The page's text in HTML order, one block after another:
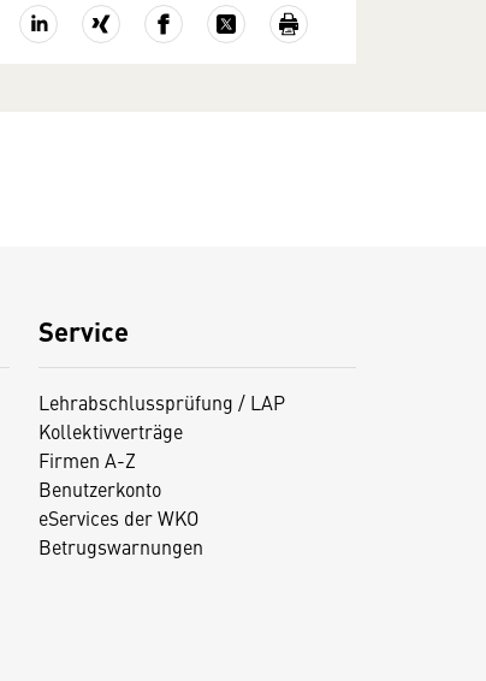
Service
Lehrabschlussprüfung / LAP
Kollektivverträge
Firmen A-Z
Benutzerkonto
eServices der WKO
Betrugswarnungen